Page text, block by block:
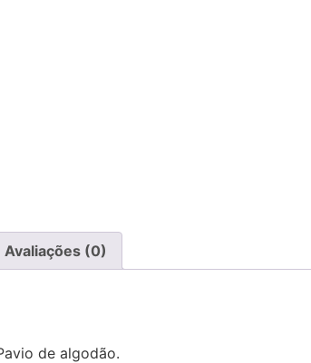
Avaliações (0)
de algodão.